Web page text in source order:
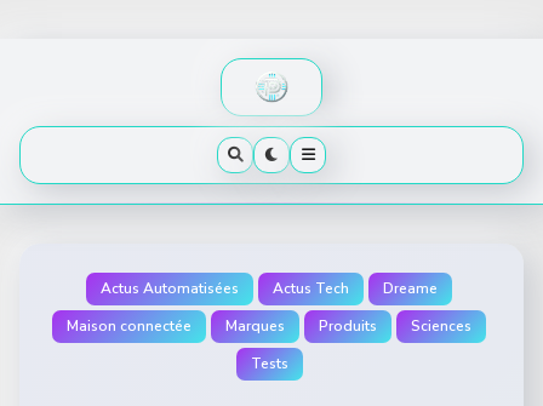
Actus Automatisées Actus Tech
Dreame
Maison connectée
Marques Produits
Sciences
Tests